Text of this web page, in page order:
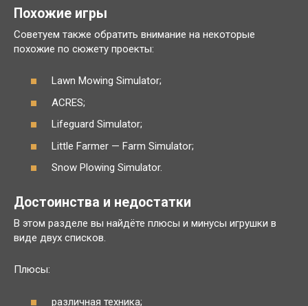
Похожие игры
Советуем также обратить внимание на некоторые
похожие по сюжету проекты:
Lawn Mowing Simulator;
ACRES;
Lifeguard Simulator;
Little Farmer — Farm Simulator;
Snow Plowing Simulator.
Достоинства и недостатки
В этом разделе вы найдёте плюсы и минусы игрушки в
виде двух списков.
Плюсы:
различная техника;